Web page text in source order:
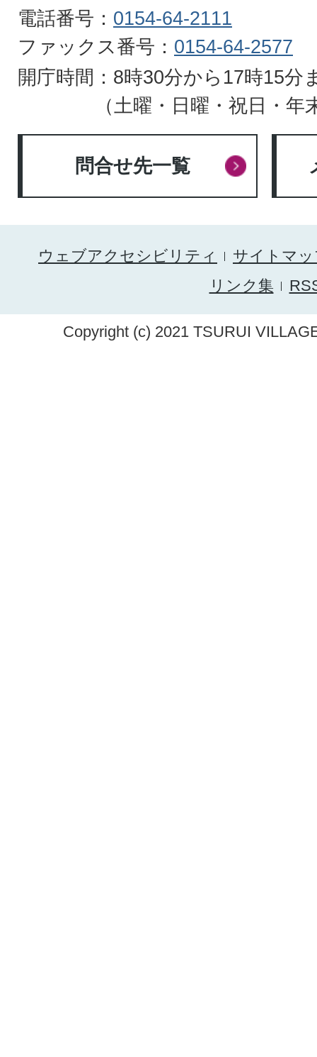
電話番号： 0154-64-2111
ファックス番号： 0154-64-2577
開庁時間：8時30分から17時15分
（土曜・日曜・祝日・年
問合せ先一覧
ウェブアクセシビリティ
サイトマ
リンク集
Copyright (c) 2021 TSURUI